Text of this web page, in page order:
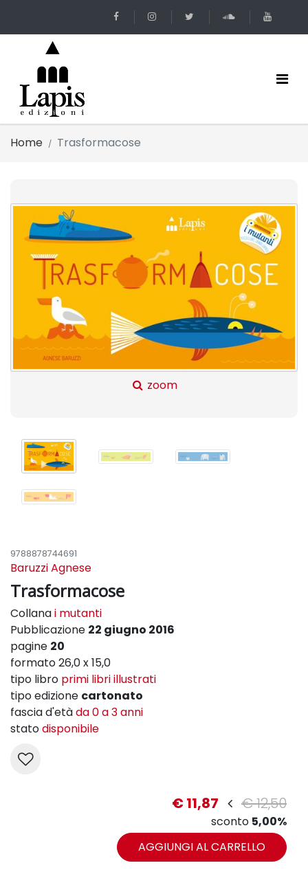
Home Trasformacose
zoom
9788878744691
Baruzzi Agnese
Trasformacose
Collanai mutanti
Pubblicazione 22 giugno 2016
pagine 20
formato 26,0 x 15,0
tipo libro primi libri illustrati
tipo edizione cartonato
fascia d'etàda 0 a 3 anni
statodisponibile
€ 11,87 € 12,50
sconto 5,00%
AGGIUNGI AL CARRELLO